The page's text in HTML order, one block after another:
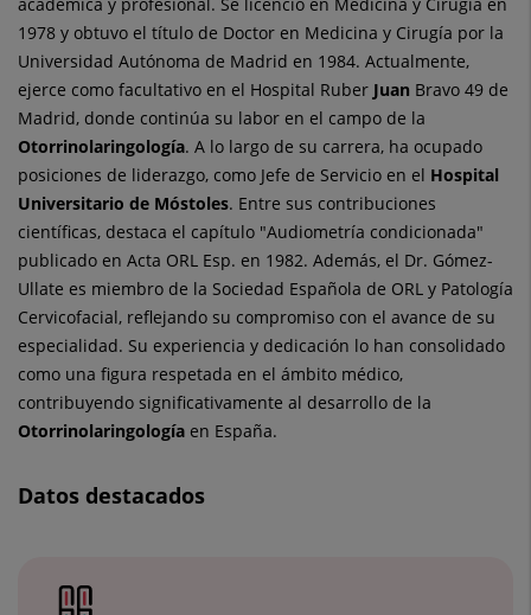
1978 y obtuvo el título de Doctor en Medicina y Cirugía por la
Universidad Autónoma de Madrid en 1984. Actualmente,
ejerce como facultativo en el Hospital Ruber Juan Bravo 49 de
Madrid, donde continúa su labor en el campo de la
Otorrinolaringología. A lo largo de su carrera, ha ocupado
posiciones de liderazgo, como Jefe de Servicio en el Hospital
Universitario de Móstoles. Entre sus contribuciones
científicas, destaca el capítulo "Audiometría condicionada"
publicado en Acta ORL Esp. en 1982. Además, el Dr. Gómez-
Ullate es miembro de la Sociedad Española de ORL y Patología
Cervicofacial, reflejando su compromiso con el avance de su
especialidad. Su experiencia y dedicación lo han consolidado
como una figura respetada en el ámbito médico,
contribuyendo significativamente al desarrollo de la
Otorrinolaringología en España.
Datos destacados